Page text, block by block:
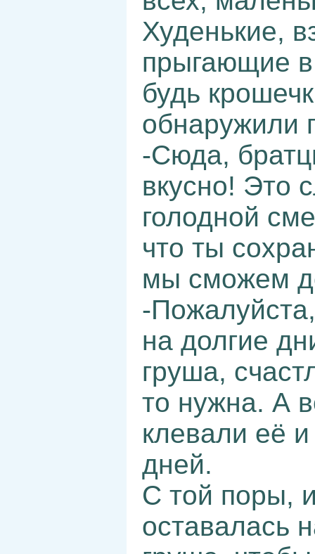
Худенькие,
прыгающие в
будь
обнаружили
-Сюда,
вкусно! Это
голодной
что ты
мы сможем
-
на долгие
груша,
то нужна. А
клевали её
дней.
С той поры,
оставалась